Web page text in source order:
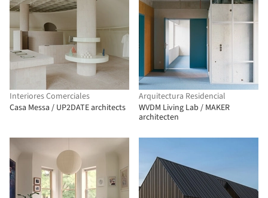
Interiores Comerciales
Casa Messa / UP2DATE architects
Arquitectura Residencial
WVDM Living Lab / MAKER
architecten